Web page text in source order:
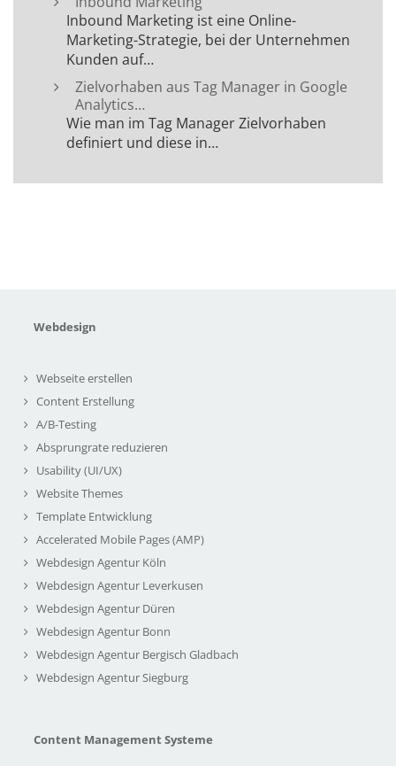
Inbound Marketing ist eine Online-
Marketing-Strategie, bei der Unternehmen
Kunden auf…
Zielvorhaben aus Tag Manager in Google
Analytics…
Wie man im Tag Manager Zielvorhaben
definiert und diese in…
Webdesign
Webseite erstellen
Content Erstellung
A/B-Testing
Absprungrate reduzieren
Usability (UI/UX)
Website Themes
Template Entwicklung
Accelerated Mobile Pages (AMP)
Webdesign Agentur Köln
Webdesign Agentur Leverkusen
Webdesign Agentur Düren
Webdesign Agentur Bonn
Webdesign Agentur Bergisch Gladbach
Webdesign Agentur Siegburg
Content Management Systeme